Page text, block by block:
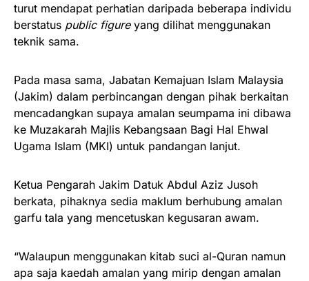
turut mendapat perhatian daripada beberapa individu
berstatus public figureyang dilihat menggunakan
teknik sama.
Pada masa sama, Jabatan Kemajuan Islam Malaysia
(Jakim) dalam perbincangan dengan pihak berkaitan
mencadangkan supaya amalan seumpama ini dibawa
ke Muzakarah Majlis Kebangsaan Bagi Hal Ehwal
Ugama Islam (MKI) untuk pandangan lanjut.
Ketua Pengarah Jakim Datuk Abdul Aziz Jusoh
berkata, pihaknya sedia maklum berhubung amalan
garfu tala yang mencetuskan kegusaran awam.
“Walaupun menggunakan kitab suci al-Quran namun
apa saja kaedah amalan yang mirip dengan amalan